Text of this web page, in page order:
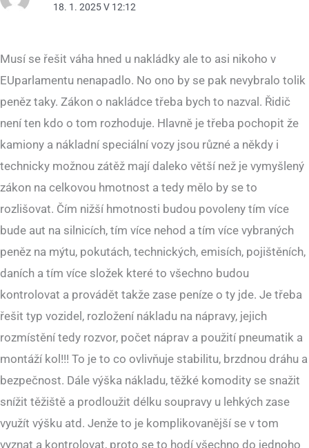
18. 1. 2025 V 12:12
Musí se řešit váha hned u nakládky ale to asi nikoho v
EUparlamentu nenapadlo. No ono by se pak nevybralo tolik
peněz taky. Zákon o nakládce třeba bych to nazval. Řidič
není ten kdo o tom rozhoduje. Hlavně je třeba pochopit že
kamiony a nákladní speciální vozy jsou různé a někdy i
technicky možnou zátěž mají daleko větší než je vymyšlený
zákon na celkovou hmotnost a tedy mělo by se to
rozlišovat. Čím nižší hmotnosti budou povoleny tím více
bude aut na silnicích, tím více nehod a tím více vybraných
peněz na mýtu, pokutách, technických, emisích, pojištěních,
daních a tím více složek které to všechno budou
kontrolovat a provádět takže zase peníze o ty jde. Je třeba
řešit typ vozidel, rozložení nákladu na nápravy, jejich
rozmístění tedy rozvor, počet náprav a použití pneumatik a
montáží kol!!! To je to co ovlivňuje stabilitu, brzdnou dráhu a
bezpečnost. Dále výška nákladu, těžké komodity se snažit
snížit těžiště a prodloužit délku soupravy u lehkých zase
využít výšku atd. Jenže to je komplikovanější se v tom
vyznat a kontrolovat, proto se to hodí všechno do jednoho